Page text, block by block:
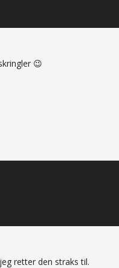
😉
retter den straks til.